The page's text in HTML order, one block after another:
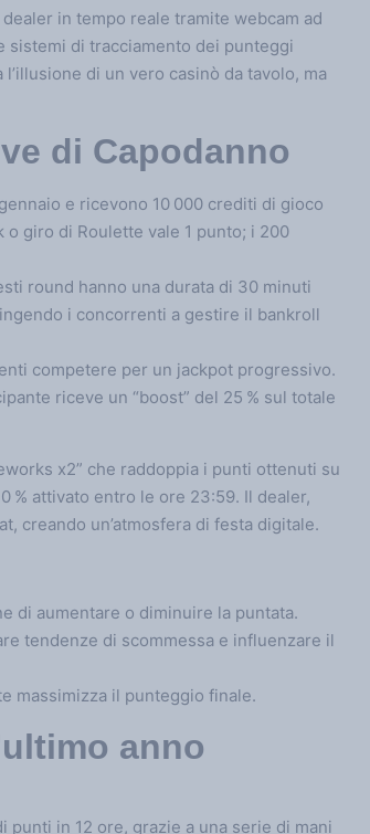
in tempo reale tramite webcam ad
sistemi di tracciamento dei punteggi
di un vero casinò da tavolo, ma
di Capodanno
e ricevono 10 000 crediti di gioco
giro di Roulette vale 1 punto; i 200
round hanno una durata di 30 minuti
i concorrenti a gestire il bankroll
competere per un jackpot progressivo.
riceve un “boost” del 25 % sul totale
x2” che raddoppia i punti ottenuti su
% attivato entro le ore 23:59. Il dealer,
creando un’atmosfera di festa digitale.
di aumentare o diminuire la puntata.
tendenze di scommessa e influenzare il
massimizza il punteggio finale.
anno
punti in 12 ore, grazie a una serie di mani